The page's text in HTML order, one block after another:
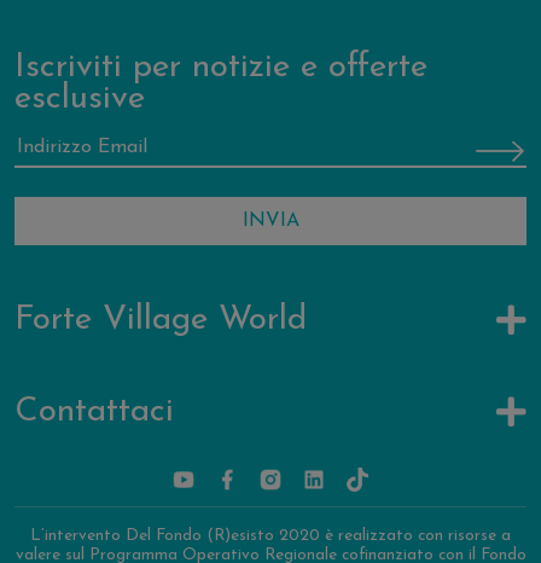
Forte Village World
Contattaci
Iscriviti per notizie e offerte
esclusive
L’intervento Del Fondo (R)esisto 2020 è realizzato con risorse a
valere sul Programma Operativo Regionale cofinanziato con il Fondo